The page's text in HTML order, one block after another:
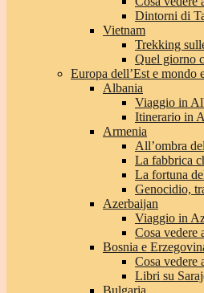
Dintorni di
Vietnam
Trekking
Quel giorno
Europa dell’Est e mondo
Albania
Viaggio in
Itinerario in
Armenia
All’ombra
La fabbrica
La fortuna
Genocidio,
Azerbaijan
Viaggio in
Cosa vedere
Bosnia e
Cosa vedere
Libri su
Bulgaria